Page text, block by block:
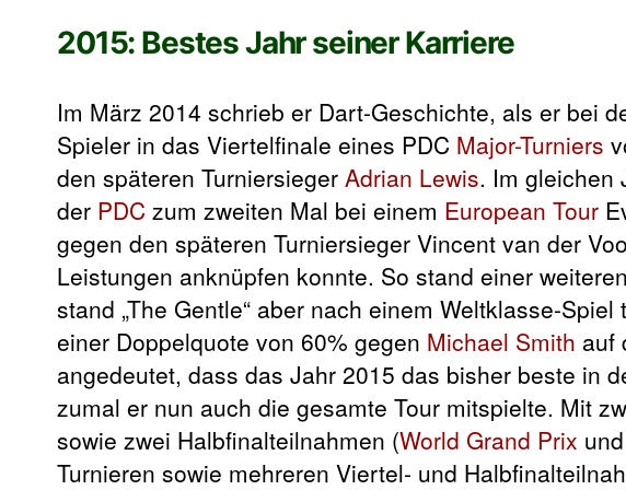
2015: Bestes Jahr seiner Karriere
Im März 2014 schrieb er Dart-Geschichte, als er bei
Spieler in das Viertelfinale eines PDC Major-Turniers
den späteren Turniersieger Adrian Lewis. Im gleichen
der PDC zum zweiten Mal bei einem European Tour
gegen den späteren Turniersieger Vincent van der
Leistungen anknüpfen konnte. So stand einer
stand „The Gentle“ aber nach einem Weltklasse-
einer Doppelquote von 60% gegen Michael Smith auf
angedeutet, dass das Jahr 2015 das bisher beste in
zumal er nun auch die gesamte Tour mitspielte. Mit
sowie zwei Halbfinalteilnahmen (World Grand Prix und
Turnieren sowie mehreren Viertel- und